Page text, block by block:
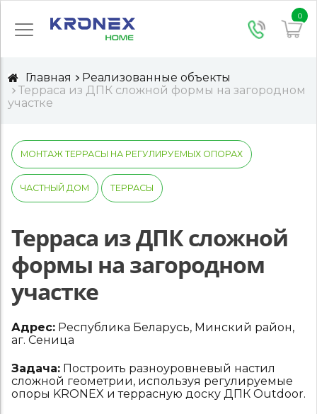
0
Главная
Реализованные объекты
Терраса из ДПК сложной формы на загородном
участке
МОНТАЖ ТЕРРАСЫ НА РЕГУЛИРУЕМЫХ ОПОРАХ
ЧАСТНЫЙ ДОМ ТЕРРАСЫ
Терраса из ДПК сложной
формы на загородном
участке
Адрес: Республика Беларусь, Минский район,
аг. Сеница
Задача: Построить разноуровневый настил
сложной геометрии, используя регулируемые
опоры KRONEX и террасную доску ДПК Outdoor.